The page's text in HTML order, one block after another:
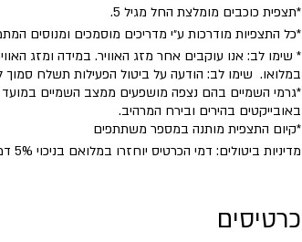
*תצפית כוכבים מומלצת החל מגיל 5.
*כל התצפיות מודרכות ע״י מדריכים מוסמכים ומנוסים
* שימו לב: אנו עוקבים אחר מזג האוויר. במידה ומזג
במלואו. שימו לב: הודעה על ביטול הפעילות תשלח
*גרמי השמיים בהם נצפה מושפעים ממצב השמיים במועד
באובייקטים בהירים ובירח המרהיב.
​*קיום התצפית מותנה במספר משתתפים
מדיניות ביטולים: דמי הכרטיס יוחזרו במלואם בניכוי 5% דמי טיפול עד 2 ימים לפני הפעילות . לאחר מכן אין החזר כספי על ביטול
כרטיסים